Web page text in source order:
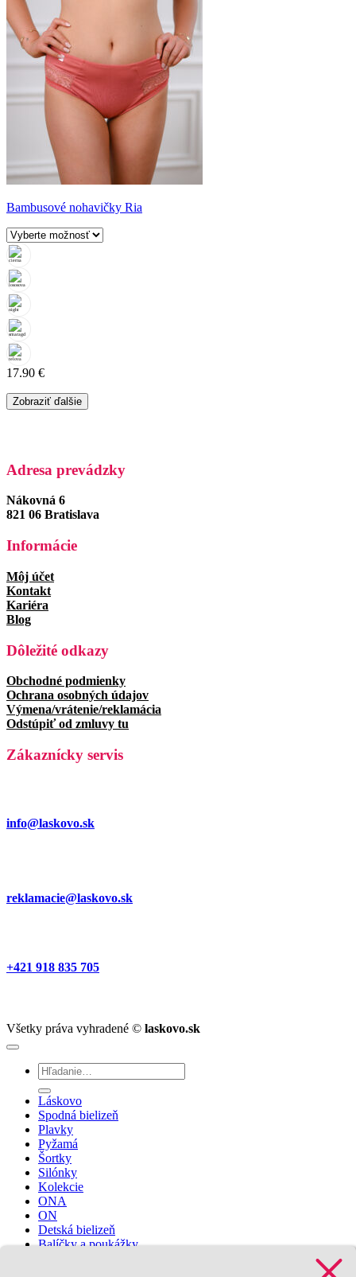
Bambusové nohavičky Ria
17.90 €
Zobraziť ďalšie
Adresa prevádzky
Nákovná 6
821 06 Bratislava
Informácie
Môj účet
Kontakt
Kariéra
Blog
Dôležité odkazy
Obchodné podmienky
Ochrana osobných údajov
Výmena/vrátenie/reklamácia
Odstúpiť od zmluvy tu
Zákaznícky servis
info@laskovo.sk
reklamacie@laskovo.sk
+421 918 835 705
Všetky práva vyhradené © laskovo.sk
Hľadať:
Láskovo
Spodná bielizeň
Plavky
Pyžamá
Šortky
Silónky
Kolekcie
ONA
ON
Detská bielizeň
Balíčky a poukážky